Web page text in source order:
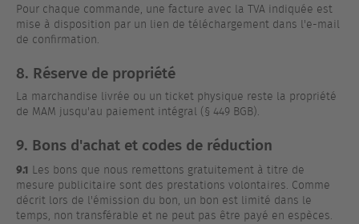
Pour chaque commande, une facture avec la TVA indiquée est
mise à disposition par un lien de téléchargement dans l'e-mail
de confirmation.
8. Réserve de propriété
La marchandise livrée ou un ticket physique reste la propriété
de MAM jusqu'au paiement intégral (§ 449 BGB).
9. Bons d'achat et codes de réduction
9.1 Les bons que nous remettons gratuitement à titre de
mesure publicitaire sont des prestations volontaires. Comme
décrit lors de l'émission du bon, un bon est limité dans le
temps, non transférable et ne peut pas être payé en espèces.